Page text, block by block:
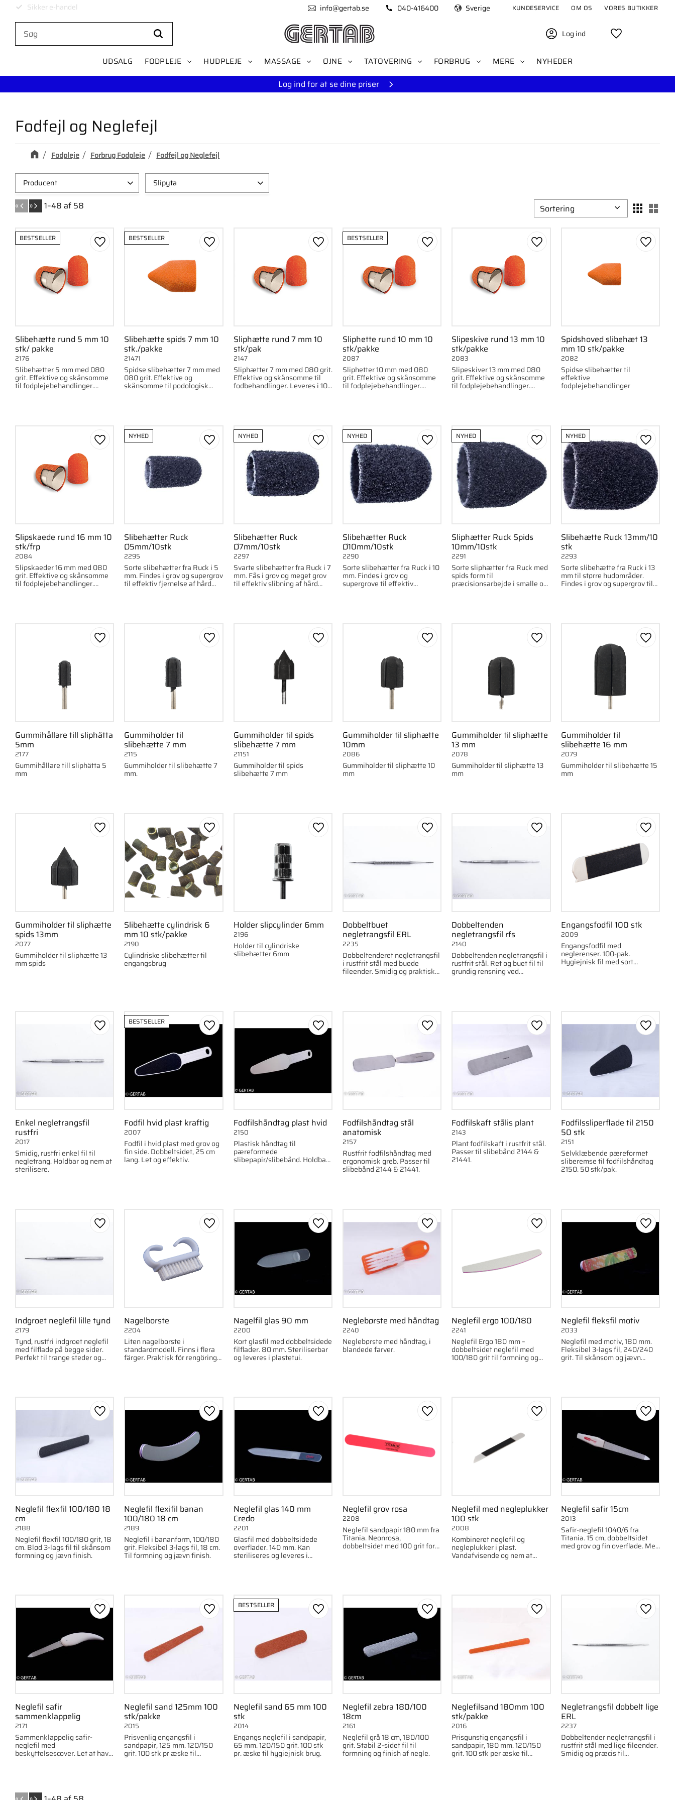
Levering på 1-4 dage info@gertab.se 040-416400 Sverige KUNDESERVICE OM OS VORES BUTIKKER
Log ind
UDSALG FODPLEJE HUDPLEJE MASSAGE ØJNE TATOVERING FORBRUG MERE NYHEDER
Log ind for at se dine priser
Fodfejl og Neglefejl
Fodpleje Forbrug Fodpleje Fodfejl og Neglefejl
Producent
Credo Solingen
RUCK
Slipyta
Fin
1–48 af 58
« »
Vælg sorteringsmetode
Slibehætte rund 5 mm 10
stk/ pakke
Slibehætter 5 mm med 080
grit. Effektive og skånsomme
til fodplejebehandlinger.
2176
BESTSELLER
Gem som favorit
Slibehætte spids 7 mm 10
stk./pakke
Spidse slibehætter 7 mm med
080 grit. Effektive og
skånsomme til podologisk
21471
BESTSELLER
Gem som favorit
Sliphætte rund 7 mm 10
stk/pak
Sliphætter 7 mm med 080 grit.
Effektive og skånsomme til
fodbehandlinger. Leveres i 10-
2147
Gem som favorit
Sliphette rund 10 mm 10
stk/pakke
Sliphetter 10 mm med 080
grit. Effektive og skånsomme
til fodplejebehandlinger.
2087
BESTSELLER
Gem som favorit
Slipeskive rund 13 mm 10
stk/pakke
Slipeskiver 13 mm med 080
grit. Effektive og skånsomme
til fodplejebehandlinger.
2083
Gem som favorit
Spidshoved slibehæt 13
mm 10 stk/pakke
Spidse slibehætter til
effektive
fodplejebehandlinger
2082
Gem
Slipskaede rund 16 mm 10
stk/frp
Slipskaeder 16 mm med 080
grit. Effektive og skånsomme
til fodplejebehandlinger.
2084
Gem som favorit
Slibehætter Ruck
Ø5mm/10stk
Sorte slibehætter fra Ruck i 5
mm. Findes i grov og supergrov
til effektiv fjernelse af hård
2295
NYHED
Gem som favorit
Slibehætter Ruck
Ø7mm/10stk
Svarte slibehætter fra Ruck i 7
mm. Fås i grov og meget grov
til effektiv slibning af hård
2297
NYHED
Gem som favorit
Slibehætter Ruck
Ø10mm/10stk
Sorte slibehætter fra Ruck i 10
mm. Findes i grov og
supergrove til effektiv
2290
NYHED
Gem som favorit
Sliphætter Ruck Spids
10mm/10stk
Sorte sliphætter fra Ruck med
spids form til
præcisionsarbejde i smalle og
2291
NYHED
Gem som favorit
Slibehætte Ruck 13mm/10
stk
Sorte slibehætte fra Ruck i 13
mm til større hudområder.
Findes i grov og supergrov til
2293
NYHED
Gem
Gummihållare till sliphätta
5mm
Gummihållare till sliphätta 5
mm
2177
Gem som favorit
Gummiholder til
slibehætte 7 mm
Gummiholder til slibehætte 7
mm.
2115
Gem som favorit
Gummiholder til spids
slibehætte 7 mm
Gummiholder til spids
slibehætte 7 mm
21151
Gem som favorit
Gummiholder til sliphætte
10mm
Gummiholder til sliphætte 10
mm
2086
Gem som favorit
Gummiholder til sliphætte
13 mm
Gummiholder til sliphætte 13
mm
2078
Gem som favorit
Gummiholder til
slibehætte 16 mm
Gummiholder til slibehætte 15
mm
2079
Gem
Gummiholder til sliphætte
spids 13mm
Gummiholder til sliphætte 13
mm spids
2077
Gem som favorit
Slibehætte cylindrisk 6
mm 10 stk/pakke
Cylindriske slibehætter til
engangsbrug
2190
Gem som favorit
Holder slipcylinder 6mm
Holder til cylindriske
slibehætter 6mm
2196
Gem som favorit
Dobbeltbuet
negletrangsfil ERL
Dobbeltenderet negletrangsfil
i rustfrit stål med buede
fileender. Smidig og praktisk
2235
Gem som favorit
Dobbeltenden
negletrangsfil rfs
Dobbeltenden negletrangsfil i
rustfrit stål. Ret og buet fil til
grundig rensning ved
2140
Gem som favorit
Engangsfodfil 100 stk
Engangsfodfil med
neglerenser. 100-pak.
Hygiejnisk fil med sort
2009
Gem
Enkel negletrangsfil
rustfri
Smidig, rustfri enkel fil til
negletrang. Holdbar og nem at
sterilisere.
2017
Gem som favorit
Fodfil hvid plast kraftig
Fodfil i hvid plast med grov og
fin side. Dobbeltsidet, 25 cm
lang. Let og effektiv.
2007
BESTSELLER
Gem som favorit
Fodfilshåndtag plast hvid
Plastisk håndtag til
pæreformede
slibepapir/slibebånd. Holdbart
2150
Gem som favorit
Fodfilshåndtag stål
anatomisk
Rustfrit fodfilshåndtag med
ergonomisk greb. Passer til
slibebånd 2144 & 21441.
2157
Gem som favorit
Fodfilskaft stålis plant
Plant fodfilskaft i rustfrit stål.
Passer til slibebånd 2144 &
21441.
2143
Gem som favorit
Fodfilssliperflade til 2150
50 stk
Selvklæbende pæreformet
sliberemse til fodfilshåndtag
2150. 50 stk/pak.
2151
Gem
Indgroet neglefil lille tynd
Tynd, rustfri indgroet neglefil
med filflade på begge sider.
Perfekt til trange steder og
detaljearbejde.
2179
Gem som favorit
Nagelborste
Liten nagelborste i
standardmodell. Finns i flera
färger. Praktisk för rengöring
av naglar och hud.
2204
Gem som favorit
Nagelfil glas 90 mm
Kort glasfil med dobbeltsidede
filflader. 80 mm. Steriliserbar
og leveres i plastetui.
2200
Gem som favorit
Neglebørste med håndtag
Neglebørste med håndtag, i
blandede farver.
2240
Gem som favorit
Neglefil ergo 100/180
Neglefil Ergo 180 mm –
dobbeltsidet neglefil med
100/180 grit til formning og
udjævning.
2241
Gem som favorit
Neglefil fleksfil motiv
Neglefil med motiv, 180 mm.
Fleksibel 3-lags fil, 240/240
grit. Til skånsom og jævn
formning.
2033
Gem
Neglefil flexfil 100/180 18
cm
Neglefil flexfil 100/180 grit, 18
cm. Blød 3-lags fil til skånsom
formning og jævn finish.
2188
Gem som favorit
Neglefil flexifil banan
100/180 18 cm
Neglefil i bananform, 100/180
grit. Fleksibel 3-lags fil, 18 cm.
Til formning og jævn finish.
2189
Gem som favorit
Neglefil glas 140 mm
Credo
Glasfil med dobbeltsidede
overflader. 140 mm. Kan
steriliseres og leveres i
2201
Gem som favorit
Neglefil grov rosa
Neglefil sandpapir 180 mm fra
Titania. Neonrosa,
dobbeltsidet med 100 grit for
2208
Gem som favorit
Neglefil med negleplukker
100 stk
Kombineret neglefil og
negleplukker i plast.
Vandafvisende og nem at
rengøre. 100 stk per pakke.
2008
Gem som favorit
Neglefil safir 15cm
Safir-neglefil 1040/6 fra
Titania. 15 cm, dobbeltsidet
med grov og fin overflade. Med
integreret neglebåndsskubber.
2013
Gem
Neglefil safir
sammenklappelig
Sammenklappelig safir-
neglefil med
beskyttelsescover. Let at have
med. Dobbelsidet til formning
2171
Gem som favorit
Neglefil sand 125mm 100
stk/pakke
Prisvenlig engangsfil i
sandpapir, 125 mm. 120/150
grit. 100 stk pr æske til
klinikbrug.
2015
Gem som favorit
Neglefil sand 65 mm 100
stk
Engangs neglefil i sandpapir,
65 mm. 120/150 grit. 100 stk
pr. æske til hygiejnisk brug.
2014
BESTSELLER
Gem som favorit
Neglefil zebra 180/100
18cm
Neglefil grå 18 cm, 180/100
grit. Stabil 2-sidet fil til
formning og finish af negle.
2161
Gem som favorit
Neglefilsand 180mm 100
stk/pakke
Prisgunstig engangsfil i
sandpapir, 180 mm. 120/150
grit. 100 stk per æske til
klinikbrug.
2016
Gem som favorit
Negletrangsfil dobbelt lige
ERL
Dobbeltender negletrangsfil i
rustfrit stål med lige fileender.
Smidig og præcis til
professionel brug.
2237
Gem